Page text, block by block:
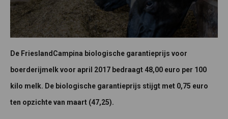
De FrieslandCampina biologische garantieprijs voor
boerderijmelk voor april 2017 bedraagt 48,00 euro per 100
kilo melk. De biologische garantieprijs stijgt met 0,75 euro
ten opzichte van maart (47,25).